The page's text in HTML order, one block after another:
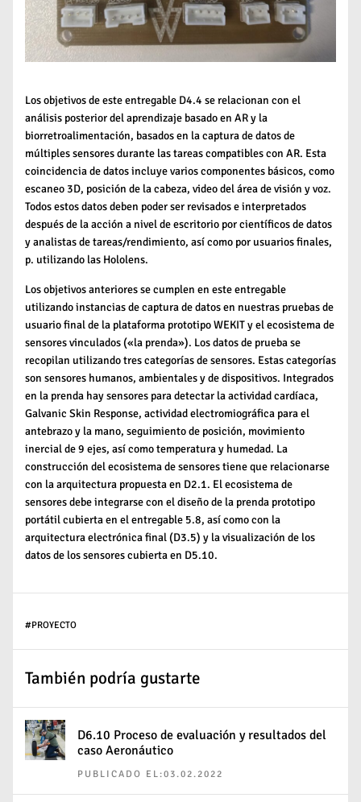
Los objetivos de este entregable D4.4 se relacionan con el
análisis posterior del aprendizaje basado en AR y la
biorretroalimentación, basados ​​en la captura de datos de
múltiples sensores durante las tareas compatibles con AR. Esta
coincidencia de datos incluye varios componentes básicos, como
escaneo 3D, posición de la cabeza, video del área de visión y voz.
Todos estos datos deben poder ser revisados ​​e interpretados
después de la acción a nivel de escritorio por científicos de datos
y analistas de tareas/rendimiento, así como por usuarios finales,
p. utilizando las Hololens.
Los objetivos anteriores se cumplen en este entregable
utilizando instancias de captura de datos en nuestras pruebas de
usuario final de la plataforma prototipo WEKIT y el ecosistema de
sensores vinculados («la prenda»). Los datos de prueba se
recopilan utilizando tres categorías de sensores. Estas categorías
son sensores humanos, ambientales y de dispositivos. Integrados
en la prenda hay sensores para detectar la actividad cardíaca,
Galvanic Skin Response, actividad electromiográfica para el
antebrazo y la mano, seguimiento de posición, movimiento
inercial de 9 ejes, así como temperatura y humedad. La
construcción del ecosistema de sensores tiene que relacionarse
con la arquitectura propuesta en D2.1. El ecosistema de
sensores debe integrarse con el diseño de la prenda prototipo
portátil cubierta en el entregable 5.8, así como con la
arquitectura electrónica final (D3.5) y la visualización de los
datos de los sensores cubierta en D5.10.
#PROYECTO
También podría gustarte
D6.10 Proceso de evaluación y resultados del
caso Aeronáutico
PUBLICADO EL:03.02.2022